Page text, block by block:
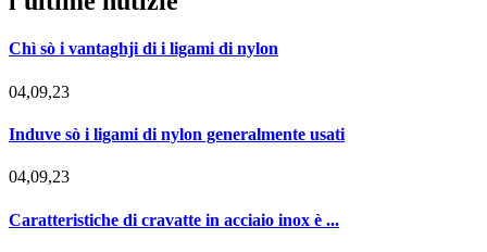
Chì sò i vantaghji di i ligami di nylon
04,09,23
Induve sò i ligami di nylon generalmente usati
04,09,23
Caratteristiche di cravatte in acciaio inox è ...